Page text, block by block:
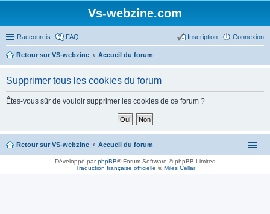
Vs-webzine.com
Raccourcis FAQ Connexion
Inscription
Retour sur VS-webzine Accueil du forum
Supprimer tous les cookies du forum
Êtes-vous sûr de vouloir supprimer les cookies de ce forum ?
Retour sur VS-webzine Accueil du forum
Développé parphpBB® Forum Software © phpBB Limited
Traduction française officielle ©Miles Cellar